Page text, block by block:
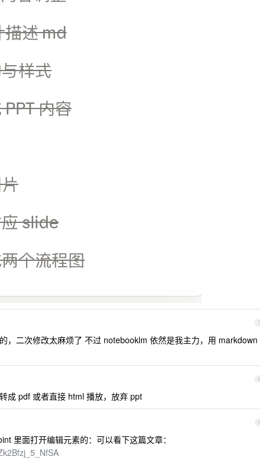
7
，二次修改太麻烦了 不过 notebooklm 依然是我主力，用 markdown
8
成 pdf 或者直接 html 播放，放弃 ppt
9
里面打开编辑元素的：可以看下这篇文章：